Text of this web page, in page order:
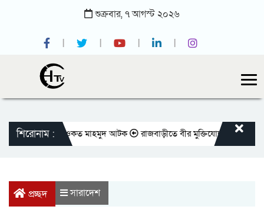
শুক্রবার,৭আগস্ট ২০২৬
শিরোনাম :
সভাপতি শওকত মাহমুদ আটক রাজবাড়ীতে বীর মুক্তিযোদ্ধাদের জন্য
প্রচ্ছদ সারাদেশ